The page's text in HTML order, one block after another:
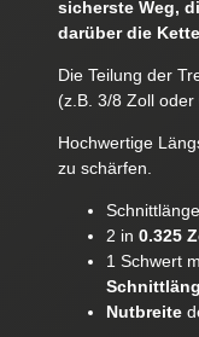
sicherste Weg,
darüber die
Die Teilung der
(z.B. 3/8 Zoll oder
Hochwertige
zu schärfen.
2 in 0.325
1 Schwert
Nutbreite